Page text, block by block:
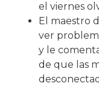
el viernes
El maestro
ver
y le
de que las